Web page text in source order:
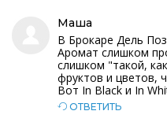
Маша
В Брокаре Дель
Аромат слишком
слишком "такой,
фруктов и цветов,
Вот In Black и In
ОТВЕТИТЬ